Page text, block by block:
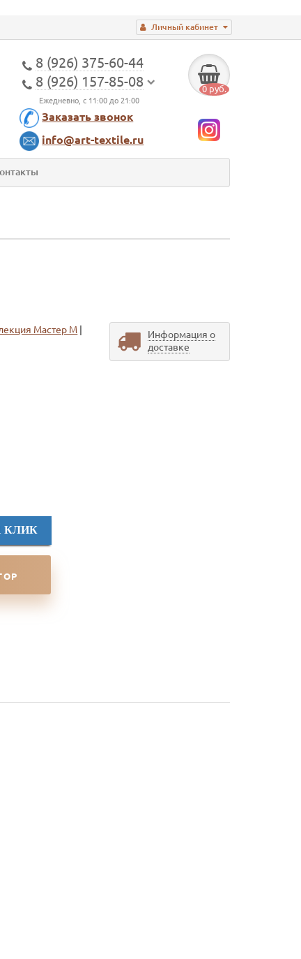
Личный кабинет
8 (926) 375-60-44
8 (926) 157-85-08
Ежедневно, с 11:00 до 21:00
Заказать звонок
info@art-textile.ru
0 руб.
Мастер М
КЛИК
Информация о
доставке